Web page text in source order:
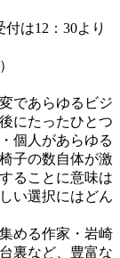
は12：30より
であらゆるビジ
にたったひとつ
個人があらゆる
子の数自体が激
ることに意味は
い選択にはどん
める作家・岩崎
裏など、豊富な